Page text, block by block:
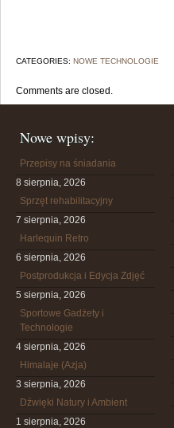
CATEGORIES: NOWE TECHNOLOGIE
Comments are closed.
Nowe wpisy:
Przepisy na śniadania
8 sierpnia, 2026
Sprzęt rehabilitacyjny
7 sierpnia, 2026
Harlequin Retro
6 sierpnia, 2026
Postprodukcja i Edycja Zdjęć
5 sierpnia, 2026
Sportowe Gadżety i
Technologie
4 sierpnia, 2026
Himalaje (Azja)
3 sierpnia, 2026
Dźwięki Natury i Ambient
1 sierpnia, 2026